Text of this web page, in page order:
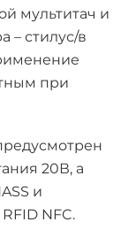
мультитач и
– стилус/в
при
20В, а
и
NFC.